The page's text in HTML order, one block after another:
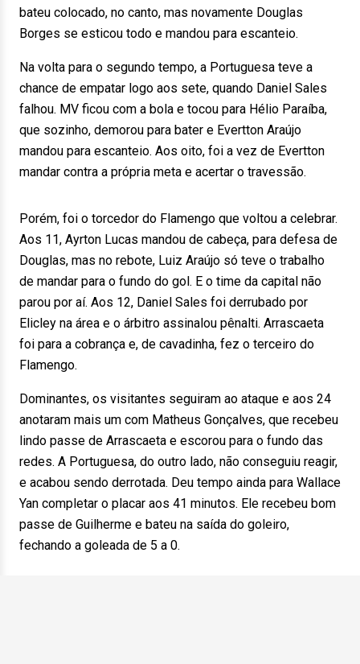
bateu colocado, no canto, mas novamente Douglas
Borges se esticou todo e mandou para escanteio.
Na volta para o segundo tempo, a Portuguesa teve a
chance de empatar logo aos sete, quando Daniel Sales
falhou. MV ficou com a bola e tocou para Hélio Paraíba,
que sozinho, demorou para bater e Evertton Araújo
mandou para escanteio. Aos oito, foi a vez de Evertton
mandar contra a própria meta e acertar o travessão.
Porém, foi o torcedor do Flamengo que voltou a celebrar.
Aos 11, Ayrton Lucas mandou de cabeça, para defesa de
Douglas, mas no rebote, Luiz Araújo só teve o trabalho
de mandar para o fundo do gol. E o time da capital não
parou por aí. Aos 12, Daniel Sales foi derrubado por
Elicley na área e o árbitro assinalou pênalti. Arrascaeta
foi para a cobrança e, de cavadinha, fez o terceiro do
Flamengo.
Dominantes, os visitantes seguiram ao ataque e aos 24
anotaram mais um com Matheus Gonçalves, que recebeu
lindo passe de Arrascaeta e escorou para o fundo das
redes. A Portuguesa, do outro lado, não conseguiu reagir,
e acabou sendo derrotada. Deu tempo ainda para Wallace
Yan completar o placar aos 41 minutos. Ele recebeu bom
passe de Guilherme e bateu na saída do goleiro,
fechando a goleada de 5 a 0.